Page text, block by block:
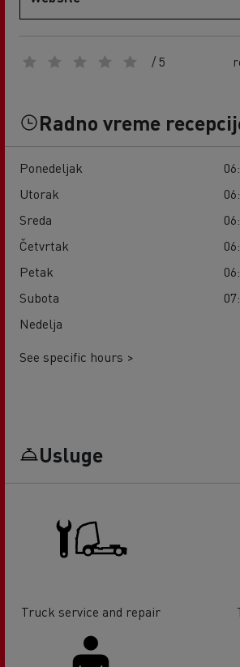
/ 5
Radno vreme
Ponedeljak
Utorak
Sreda
Četvrtak
Petak
Subota
Nedelja
See specific hours >
Usluge
Truck service and repair